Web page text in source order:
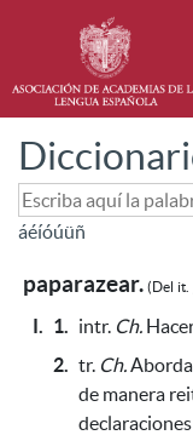
áéíóúüñ
paparazear. (Del it.
I. 1. intr. Ch.
2. tr. Ch.
de manera